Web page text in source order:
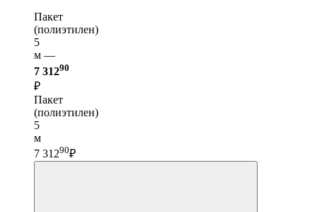
Пакет
(полиэтилен)
5
м —
7 31290
₽
Пакет
(полиэтилен)
5
м
7 31290₽